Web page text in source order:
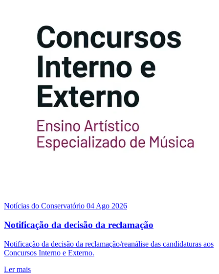
Notícias do Conservatório 04 Ago 2026
Notificação da decisão da reclamação
Notificação da decisão da reclamação/reanálise das candidaturas aos
Concursos Interno e Externo.
Ler mais